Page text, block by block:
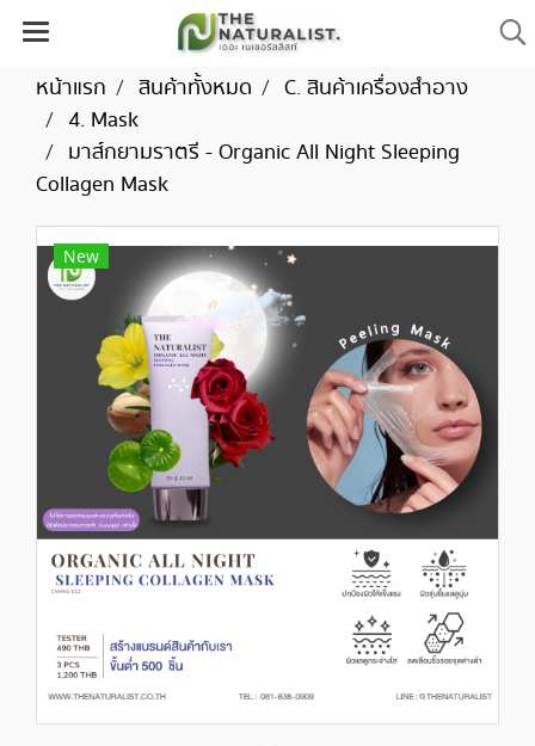
หน้าแรก สินค้าทั้งหมด
C. สินค้าเครื่องสำอาง
4. Mask
มาส์กยามราตรี - Organic All Night Sleeping
Collagen Mask
New